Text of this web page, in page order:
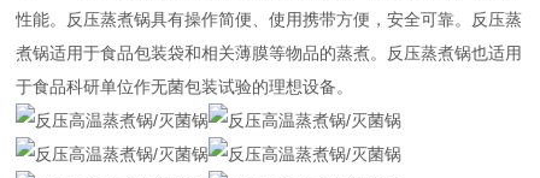
性能。反压蒸煮锅具有操作简便、使用携带方便，安全可靠。反压蒸
煮锅适用于食品包装袋和相关薄膜等物品的蒸煮。反压蒸煮锅也适用
于食品科研单位作无菌包装试验的理想设备。